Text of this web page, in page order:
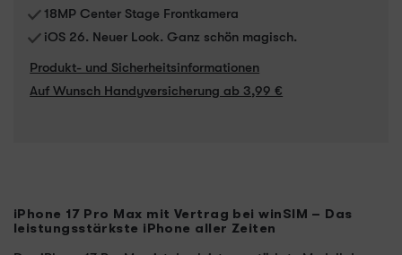
18MP Center Stage Frontkamera
iOS 26. Neuer Look. Ganz schön magisch.
Produkt- und Sicherheitsinformationen
Auf Wunsch Handyversicherung ab 3,99 €
iPhone 17 Pro Max mit Vertrag bei winSIM – Das
leistungsstärkste iPhone aller Zeiten